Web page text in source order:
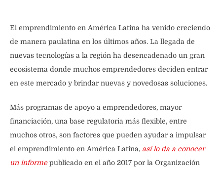
El emprendimiento en América Latina ha venido creciendo
de manera paulatina en los últimos años. La llegada de
nuevas tecnologías a la región ha desencadenado un gran
ecosistema donde muchos emprendedores deciden entrar
en este mercado y brindar nuevas y novedosas soluciones.
Más programas de apoyo a emprendedores, mayor
financiación, una base regulatoria más flexible, entre
muchos otros, son factores que pueden ayudar a impulsar
el emprendimiento en América Latina, así lo da a conocer
un informepublicado en el año 2017 por la Organización